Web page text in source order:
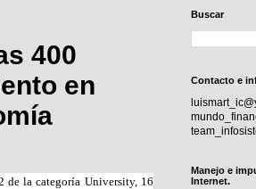
400
en
de la categoría University, 16
Buscar
Contacto e
Manejo e
Internet.